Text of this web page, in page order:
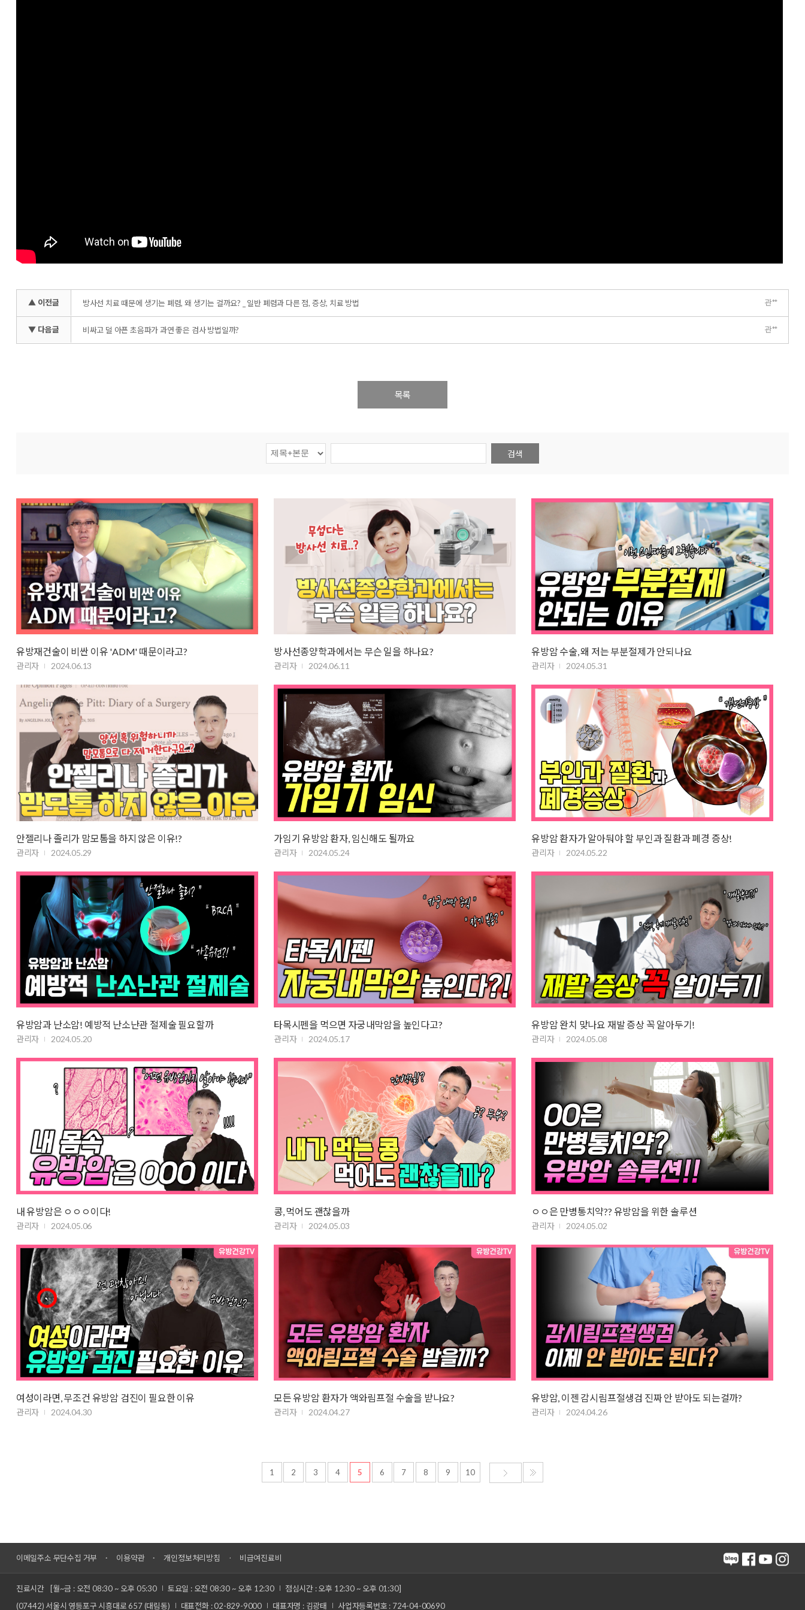
▲ 이전글 방사선 치료 때문에 생기는 폐렴, 왜 생기는 걸까요? _ 일반 폐렴과 다른 점, 증상, 치료 방법 관**
▼ 다음글 비싸고 덜 아픈 초음파가 과연 좋은 검사 방법일까? 관**
목록
검색
유방재건술이 비싼 이유 'ADM' 때문이라고?
관리자 2024.06.13
방사선종양학과에서는 무슨 일을 하나요?
관리자 2024.06.11
유방암 수술, 왜 저는 부분절제가 안되나요
관리자 2024.05.31
안젤리나 졸리가 맘모톰을 하지 않은 이유!?
관리자 2024.05.29
가임기 유방암 환자, 임신해도 될까요
관리자 2024.05.24
유방암 환자가 알아둬야 할 부인과 질환과 폐경 증상!
관리자 2024.05.22
유방암과 난소암! 예방적 난소난관 절제술 필요할까
관리자 2024.05.20
타목시펜을 먹으면 자궁내막암을 높인다고?
관리자 2024.05.17
유방암 완치 맞나요 재발 증상 꼭 알아두기!
관리자 2024.05.08
내 유방암은 ㅇㅇㅇ이다!
관리자 2024.05.06
콩, 먹어도 괜찮을까
관리자 2024.05.03
ㅇㅇ은 만병통치약?? 유방암을 위한 솔루션
관리자 2024.05.02
여성이라면, 무조건 유방암 검진이 필요한 이유
관리자 2024.04.30
모든 유방암 환자가 액와림프절 수술을 받나요?
관리자 2024.04.27
유방암, 이젠 감시림프절생검 진짜 안 받아도 되는걸까?
관리자 2024.04.26
1 2 3 4 5 6 7 8 9 10
이메일주소 무단수집 거부 이용약관 개인정보처리방침 비급여진료비
진료시간 [월~금 : 오전 08:30 ~ 오후 05:30 토요일 : 오전 08:30 ~ 오후 12:30
점심시간 : 오후 12:30 ~ 오후 01:30]
(07442) 서울시 영등포구 시흥대로 657 (대림동)
대표전화 : 02-829-9000 대표자명 : 김광태 사업자등록번호 : 724-04-00690